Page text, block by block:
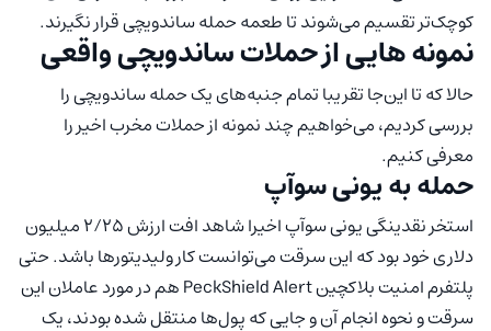
کوچک‌تر تقسیم می‌شوند تا طعمه حمله ساندویچی قرار نگیرند.
نمونه هایی از حملات ساندویچی واقعی
حالا که تا این‌جا تقریبا تمام جنبه‌های یک حمله ساندویچی را
بررسی کردیم، می‌خواهیم چند نمونه از حملات مخرب اخیر را
معرفی کنیم.
حمله به یونی سوآپ
استخر نقدینگی یونی سوآپ اخیرا شاهد افت ارزش ۲/۲۵ میلیون
دلاری خود بود که این سرقت می‌توانست کار ولیدیتورها باشد. حتی
پلتفرم امنیت بلاکچین PeckShield Alert هم در مورد عاملان این
سرقت و نحوه انجام آن و جایی که پول‌ها منتقل شده بودند، یک